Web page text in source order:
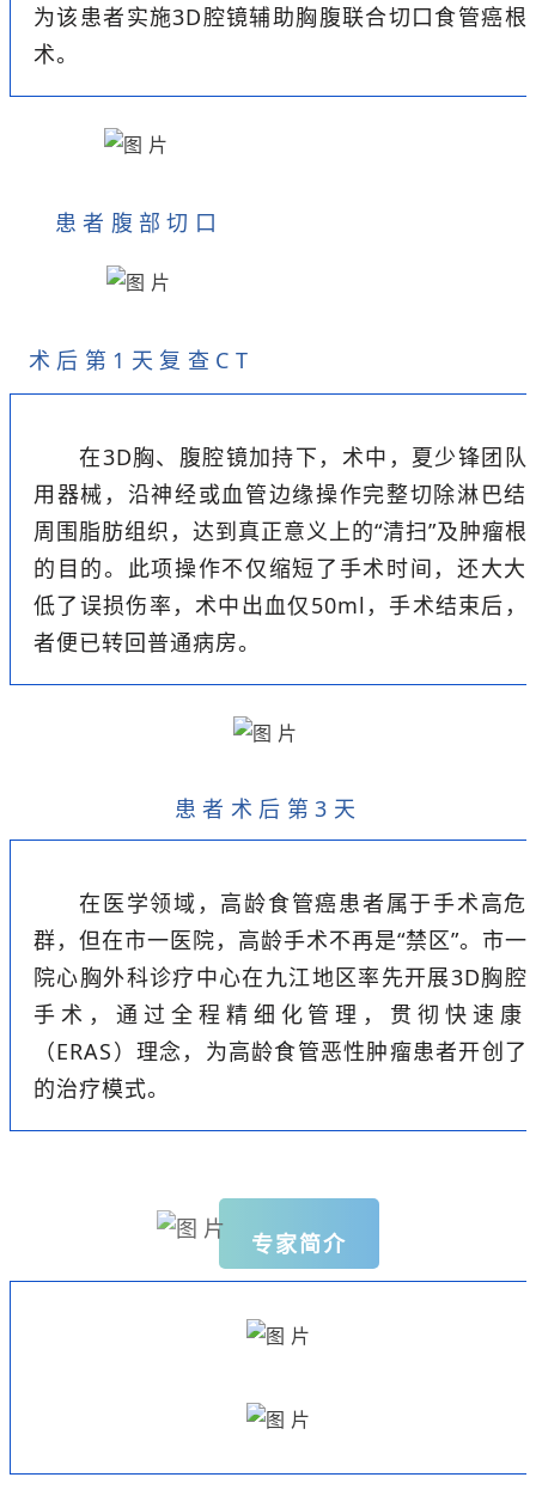
为该患者实施3D腔镜辅助胸腹联合切口食管癌根
术。
患者腹部切口
术后第1天复查CT
在3D胸、腹腔镜加持下，术中，夏少锋团队
用器械，沿神经或血管边缘操作完整切除淋巴结
周围脂肪组织，达到真正意义上的“清扫”及肿瘤根
的目的。此项操作不仅缩短了手术时间，还大大
低了误损伤率，术中出血仅50ml，手术结束后，
者便已转回普通病房。
患者术后第3天
在医学领域，高龄食管癌患者属于手术高危
群，但在市一医院，高龄手术不再是“禁区”。市一
院心胸外科诊疗中心在九江地区率先开展3D胸腔
手术，通过全程精细化管理，贯彻快速康
（ERAS）理念，为高龄食管恶性肿瘤患者开创了
的治疗模式。
专家简介